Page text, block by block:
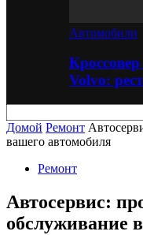
Автомобили
Volvo:
Домой Ремонт
вашего автомобиля
Ремонт
Автосервис:
обслуживание